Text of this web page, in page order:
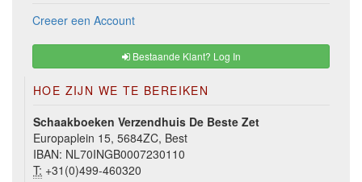
Creeer een Account
Bestaande Klant? Log In
HOE ZIJN WE TE BEREIKEN
Schaakboeken Verzendhuis De Beste Zet
Europaplein 15, 5684ZC, Best
IBAN: NL70INGB0007230110
T: +31(0)499-460320